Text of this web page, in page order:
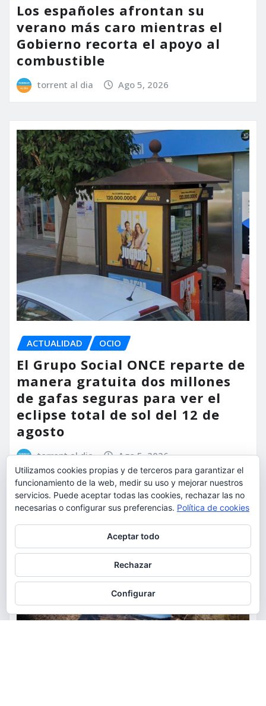
Los españoles afrontan su
verano más caro mientras el
Gobierno recorta el apoyo al
combustible
torrent al dia Ago 5, 2026
ACTUALIDAD OCIO
El Grupo Social ONCE reparte de
manera gratuita dos millones
de gafas seguras para ver el
eclipse total de sol del 12 de
agosto
torrent al dia Ago 5, 2026
Utilizamos cookies propias y de terceros para garantizar el
funcionamiento de la web, medir su uso y mejorar nuestros
servicios. Puede aceptar todas las cookies, rechazar las no
necesarias o configurar sus preferencias. Política de cookies
Aceptar todo
Rechazar
Configurar
Para obtener más información, incluido cómo gestionar las cookies,